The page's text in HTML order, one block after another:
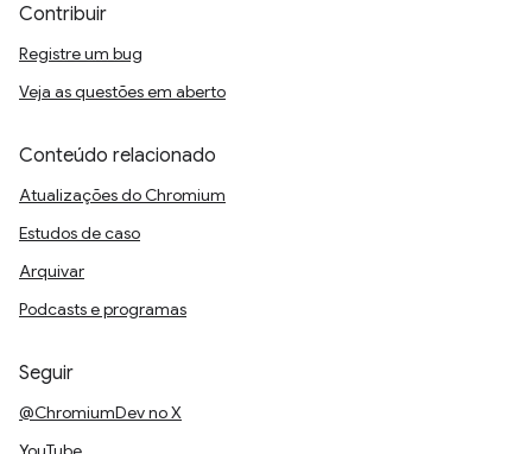
Contribuir
Registre um bug
Veja as questões em aberto
Conteúdo relacionado
Atualizações do Chromium
Estudos de caso
Arquivar
Podcasts e programas
Seguir
@ChromiumDev no X